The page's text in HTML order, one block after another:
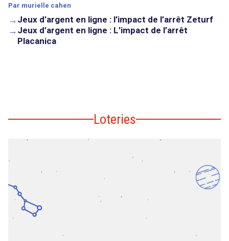
Par murielle cahen
→ Jeux d’argent en ligne : l’impact de l’arrêt Zeturf
→ Jeux d’argent en ligne : L’impact de l’arrêt
Placanica
Loteries